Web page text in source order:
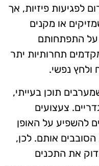
לפגיעות פיזיות, אך
או מקנים
על התפתחותם
תחרותיות יתר
ולחץ נפשי.
תוכן בעייתי,
צעצועים
להשפיע על האופן
אותם. לכן,
את התכנים